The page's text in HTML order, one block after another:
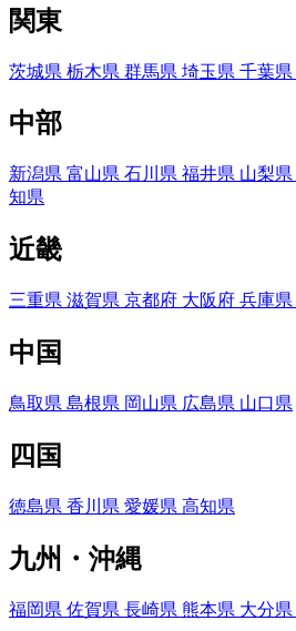
関東
茨城県 栃木県 群馬県 埼玉県 千葉県
中部
新潟県 富山県 石川県 福井県 山梨県
知県
近畿
三重県 滋賀県 京都府 大阪府 兵庫県
中国
鳥取県 島根県 岡山県 広島県 山口県
四国
徳島県 香川県 愛媛県 高知県
九州・沖縄
福岡県 佐賀県 長崎県 熊本県 大分県